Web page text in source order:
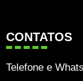
CONTATOS
Telefone e